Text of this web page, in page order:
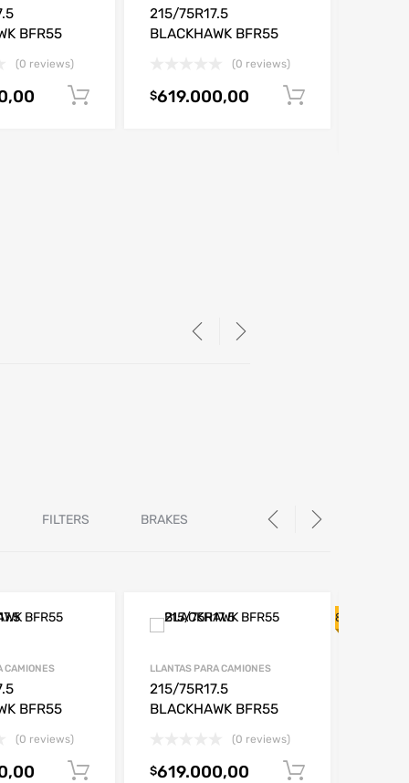
BFR55
(0 reviews)
Añadir al carrito
215/75R17.5
BLACKHAWK BFR55
(0 reviews)
$619.000,00
FILTERS BRAKES
CAMIONES
BFR55
(0 reviews)
Añadir al carrito
LLANTAS PARA CAMIONES
215/75R17.5
BLACKHAWK BFR55
(0 reviews)
$619.000,00
8% OFF